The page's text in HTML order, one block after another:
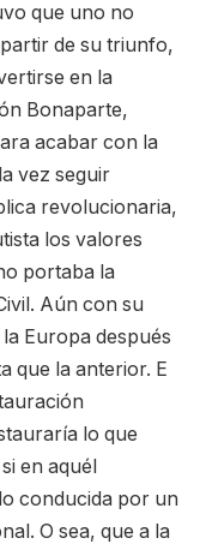
que uno no
de su triunfo,
en la
Bonaparte,
acabar con la
vez seguir
revolucionaria,
los valores
portaba la
Aún con su
Europa después
que la anterior. E
lo que
en aquél
conducida por un
O sea, que a la